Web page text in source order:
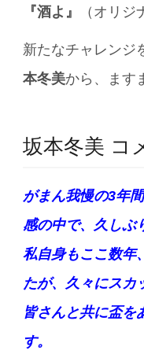
『酒よ』
（オリ
新たなチャレンジ
本冬美から、ます
坂本冬美 コ
がまん我慢の3年
感の中で、久しぶ
私自身もここ数年
たが、久々にスカ
皆さんと共に盃を
す。